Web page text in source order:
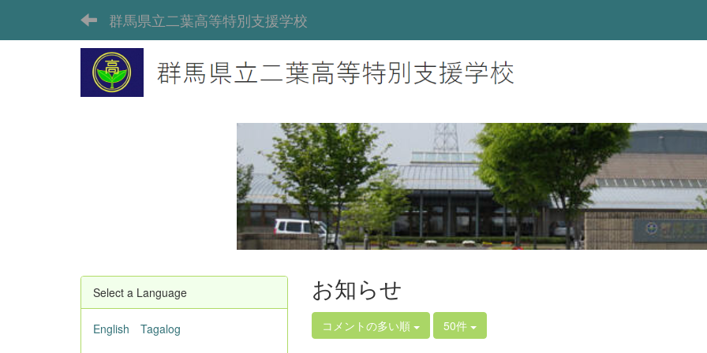
群馬県立二葉高等特別支援学校
お知らせ
コメントの多い順 50件
Select a Language
English Tagalog